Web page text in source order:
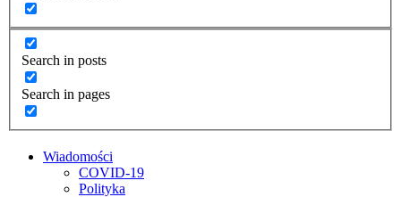
Search in posts
Search in pages
Wiadomości
COVID-19
Polityka